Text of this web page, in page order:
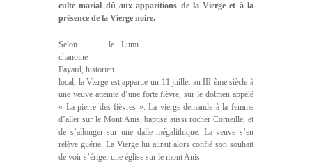
culte marial dû aux apparitions de la Vierge et à la
présence de la Vierge noire.
Lumi
Selon le
chanoine
Fayard, historien
local, la Vierge est apparue un 11 juillet au III ème siècle à
une veuve atteinte d’une forte fièvre, sur le dolmen appelé
« La pierre des fièvres ». La vierge demande à la femme
d’aller sur le Mont Anis, baptisé aussi rocher Corneille, et
de s’allonger sur une dalle mégalithique. La veuve s’en
relève guérie. La Vierge lui aurait alors confié son souhait
de voir s’ériger une église sur le mont Anis.